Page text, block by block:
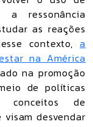
a ressonância
as reações
contexto,a
na América
na promoção
de políticas
conceitos de
desvendar